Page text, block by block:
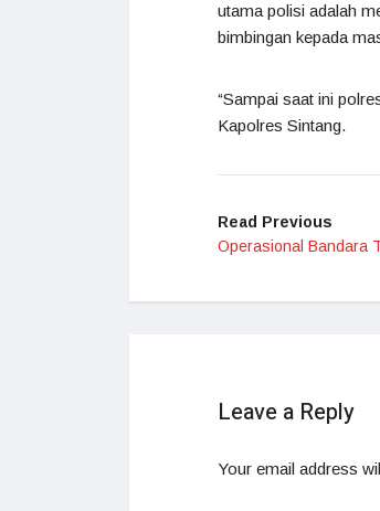
utama polisi adalah
bimbingan kepada
“Sampai saat ini
Kapolres Sintang.
Read Previous
Operasional Bandara
Leave a Reply
Your email address